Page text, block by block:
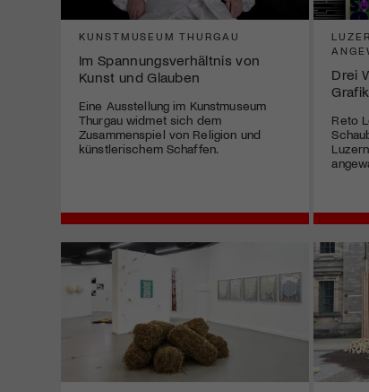
KUNSTMUSEUM THURGAU
Im Spannungsverhältnis von
Kunst und Glauben
Eine Ausstellung im Kunstmuseum
Thurgau widmet sich dem
Zusammenspiel von Religion und
künstlerischem Schaffen.
Drei
Reto